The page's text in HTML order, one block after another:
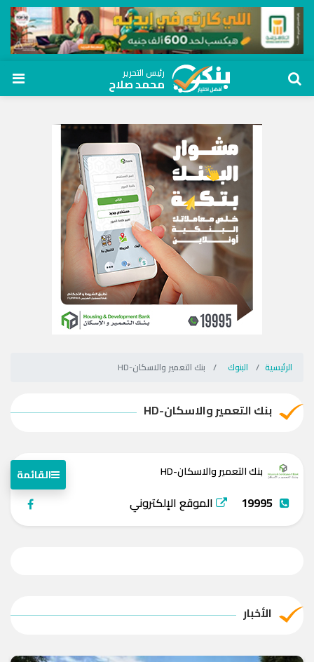
رئيس التحرير
محمد صلاح
الرئيسية البنوك بنك التعمير والاسكان-HD
بنك التعمير والاسكان-HD
بنك التعمير والاسكان-HD القائمة
19995 الموقع الإلكتروني
الأخبار